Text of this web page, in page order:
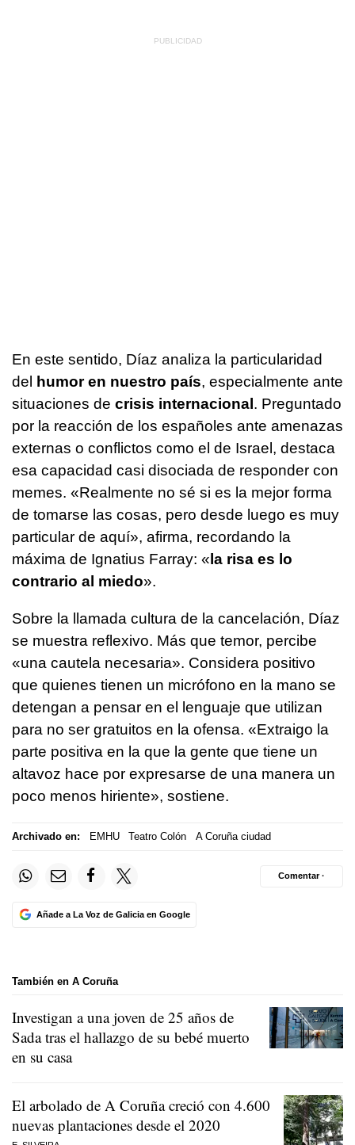
En este sentido, Díaz analiza la particularidad
del humor en nuestro país, especialmente ante
situaciones de crisis internacional. Preguntado
por la reacción de los españoles ante amenazas
externas o conflictos como el de Israel, destaca
esa capacidad casi disociada de responder con
memes. «Realmente no sé si es la mejor forma
de tomarse las cosas, pero desde luego es muy
particular de aquí», afirma, recordando la
máxima de Ignatius Farray: «la risa es lo
contrario al miedo».
Sobre la llamada cultura de la cancelación, Díaz
se muestra reflexivo. Más que temor, percibe
«una cautela necesaria». Considera positivo
que quienes tienen un micrófono en la mano se
detengan a pensar en el lenguaje que utilizan
para no ser gratuitos en la ofensa. «Extraigo la
parte positiva en la que la gente que tiene un
altavoz hace por expresarse de una manera un
poco menos hiriente», sostiene.
Archivado en: EMHU Teatro Colón A Coruña ciudad
Añade a La Voz de Galicia en Google
Comentar ·
También en A Coruña
Investigan a una joven de 25 años de
Sada tras el hallazgo de su bebé muerto
en su casa
El arbolado de A Coruña creció con 4.600
nuevas plantaciones desde el 2020